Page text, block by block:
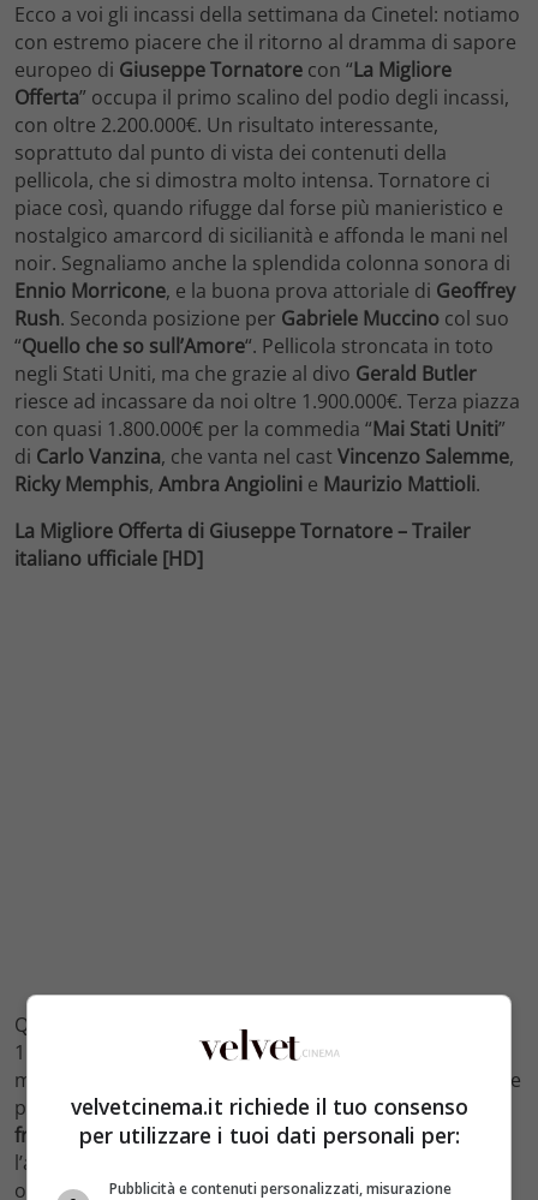
Ecco a voi gli incassi della settimana da Cinetel: notiamo
con estremo piacere che il ritorno al dramma di sapore
europeo di Giuseppe Tornatore con “La Migliore
Offerta” occupa il primo scalino del podio degli incassi,
con oltre 2.200.000€. Un risultato interessante,
soprattuto dal punto di vista dei contenuti della
pellicola, che si dimostra molto intensa. Tornatore ci
piace così, quando rifugge dal forse più manieristico e
nostalgico amarcord di sicilianità e affonda le mani nel
noir. Segnaliamo anche la splendida colonna sonora di
Ennio Morricone, e la buona prova attoriale di Geoffrey
Rush. Seconda posizione per Gabriele Muccino col suo
“Quello che so sull’Amore“. Pellicola stroncata in toto
negli Stati Uniti, ma che grazie al divo Gerald Butler
riesce ad incassare da noi oltre 1.900.000€. Terza piazza
con quasi 1.800.000€ per la commedia “Mai Stati Uniti”
di Carlo Vanzina, che vanta nel cast Vincenzo Salemme,
Ricky Memphis, Ambra Angiolini e Maurizio Mattioli.
La Migliore Offerta di Giuseppe Tornatore – Trailer
italiano ufficiale [HD]
Quarta posizione per l’impegnativo “
1.600.000€, che nonostante la trama complessa e il
minutaggio non certo “commerciale” ha saputo attrarre
parecchio pubblico. Complimenti al trio dei registi, i
fratelli Wachowskie a Tom Tykwer .”Jack Reacher“,
l’action con
oltre 1.100.000€, leggermente sotto le attese in quinta
velvetcinema.it richiede il tuo consenso
per utilizzare i tuoi dati personali per:
Pubblicità e contenuti personalizzati, misurazione